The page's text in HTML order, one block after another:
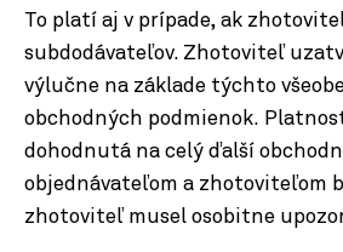
To platí aj v prípade, ak
subdodávateľov. Zhotoviteľ
výlučne na základe týchto
obchodných podmienok.
dohodnutá na celý ďalší
objednávateľom a zhotoviteľom
zhotoviteľ musel osobitne